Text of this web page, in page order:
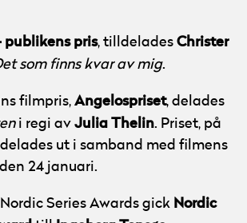
pris, tilldelades Christer
som finns kvar av mig.
filmpris, Angelospriset, delades
i regi av Julia Thelin. Priset, på
ut i samband med filmens
24 januari.
Series Awards gick Nordic